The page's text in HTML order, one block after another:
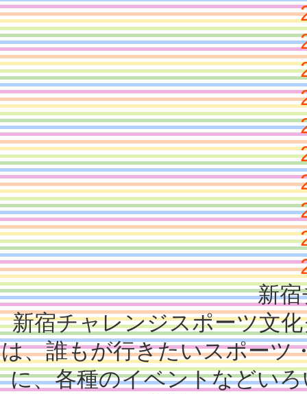
新
新宿チャレンジスポーツ文
は、誰もが行きたいスポーツ
に、各種のイベントなどい